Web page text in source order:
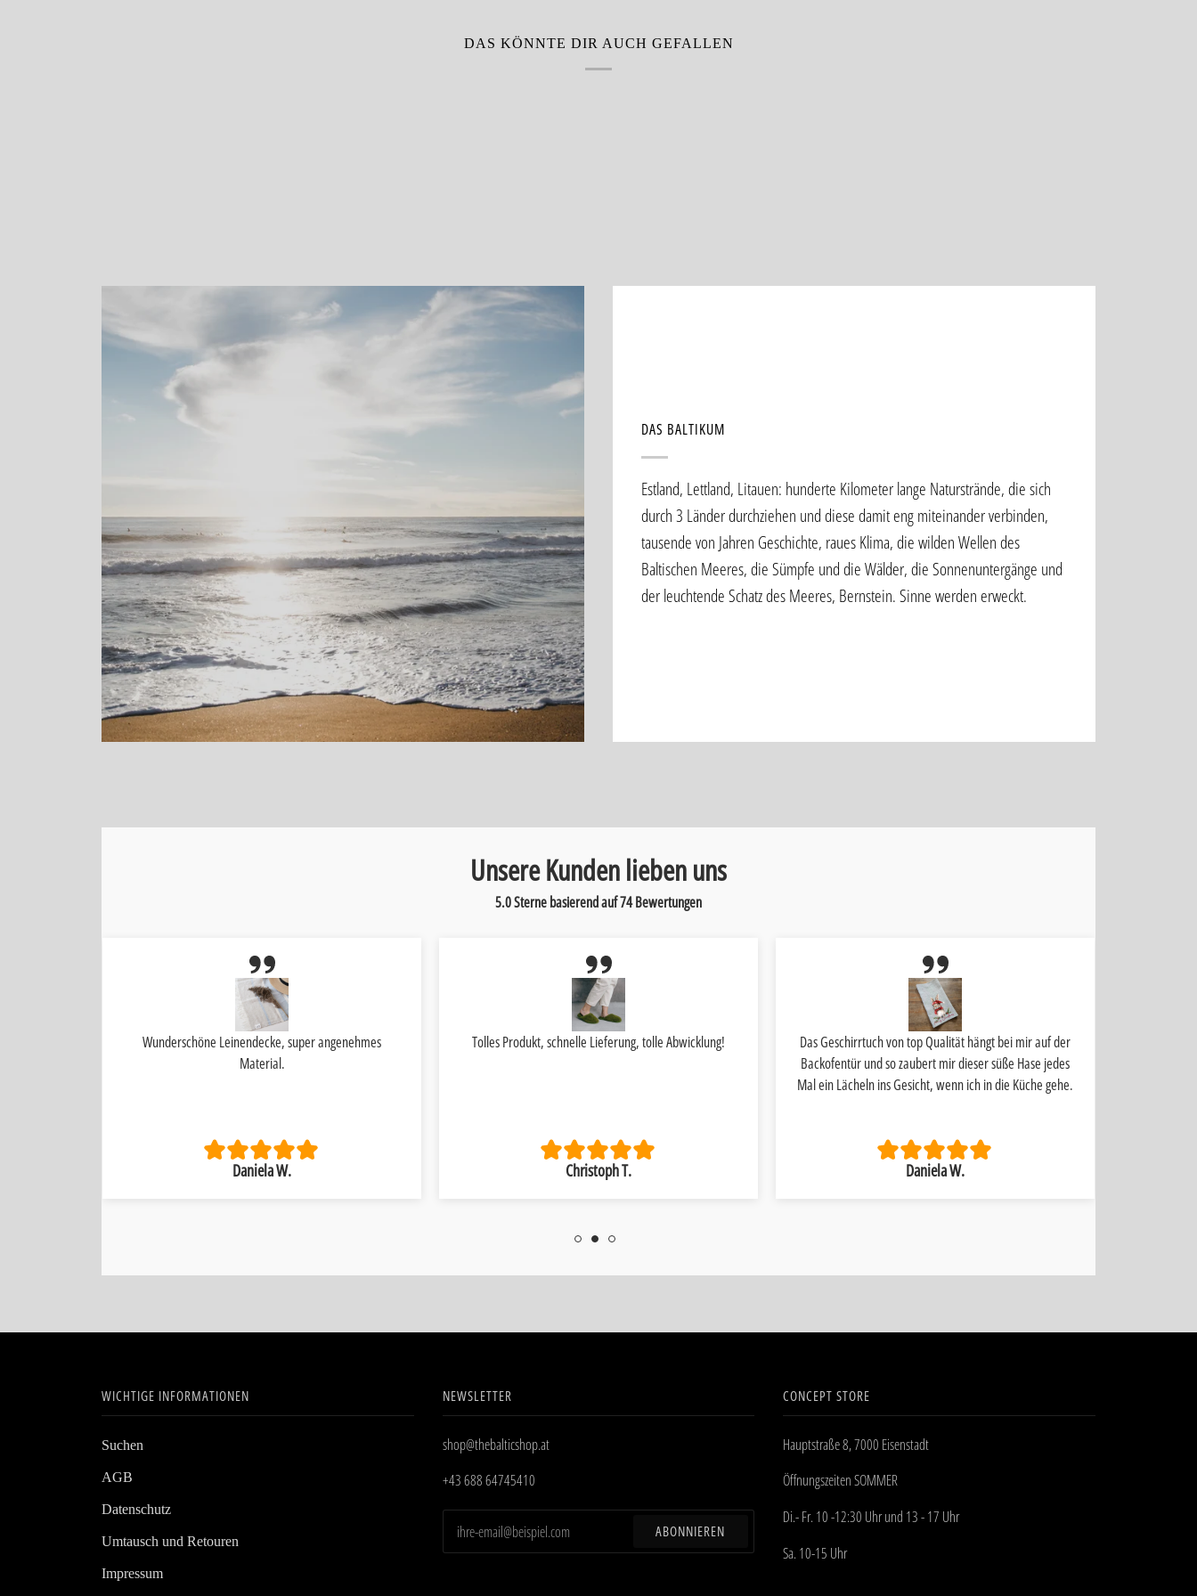
DAS KÖNNTE DIR AUCH GEFALLEN
DAS BALTIKUM
Estland, Lettland, Litauen: hunderte Kilometer lange Naturstrände, die sich
durch 3 Länder durchziehen und diese damit eng miteinander verbinden,
tausende von Jahren Geschichte, raues Klima, die wilden Wellen des
Baltischen Meeres, die Sümpfe und die Wälder, die Sonnenuntergänge und
der leuchtende Schatz des Meeres, Bernstein. Sinne werden erweckt.
Unsere Kunden lieben uns
5.0 Sterne basierend auf74Bewertungen
Wunderschöne Leinendecke, super angenehmes
Material.
Daniela W.
Tolles Produkt, schnelle Lieferung, tolle Abwicklung!
Christoph T.
Das Geschirrtuch von top Qualität hängt bei mir auf der
Backofentür und so zaubert mir dieser süße Hase jedes
Mal ein Lächeln ins Gesicht, wenn ich in die Küche gehe.
Daniela W.
WICHTIGE INFORMATIONEN
Suchen
AGB
Datenschutz
Umtausch und Retouren
Impressum
NEWSLETTER
shop@thebalticshop.at
+43 688 64745410
ABONNIEREN
CONCEPT STORE
Hauptstraße 8, 7000 Eisenstadt
Öffnungszeiten SOMMER
Di.- Fr. 10 -12:30 Uhr und 13 - 17 Uhr
Sa. 10-15 Uhr